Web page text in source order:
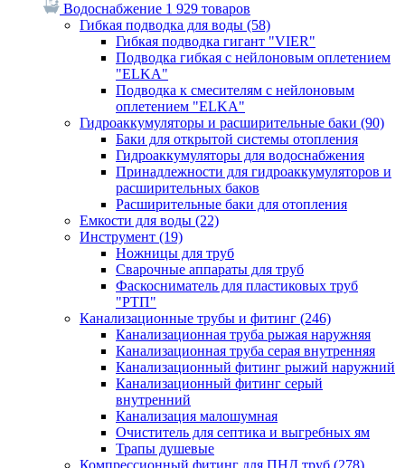
Водоснабжение 1 929 товаров
Гибкая подводка для воды (58)
Гибкая подводка гигант "VIER"
Подводка гибкая с нейлоновым оплетением
"ELKA"
Подводка к смесителям с нейлоновым
оплетением "ELKA"
Гидроаккумуляторы и расширительные баки (90)
Баки для открытой системы отопления
Гидроаккумуляторы для водоснабжения
Принадлежности для гидроаккумуляторов и
расширительных баков
Расширительные баки для отопления
Емкости для воды (22)
Инструмент (19)
Ножницы для труб
Сварочные аппараты для труб
Фаскосниматель для пластиковых труб
"РТП"
Канализационные трубы и фитинг (246)
Канализационная труба рыжая наружняя
Канализационная труба серая внутренняя
Канализационный фитинг рыжий наружний
Канализационный фитинг серый
внутренний
Канализация малошумная
Очиститель для септика и выгребных ям
Трапы душевые
Компрессионный фитинг для ПНД труб (278)